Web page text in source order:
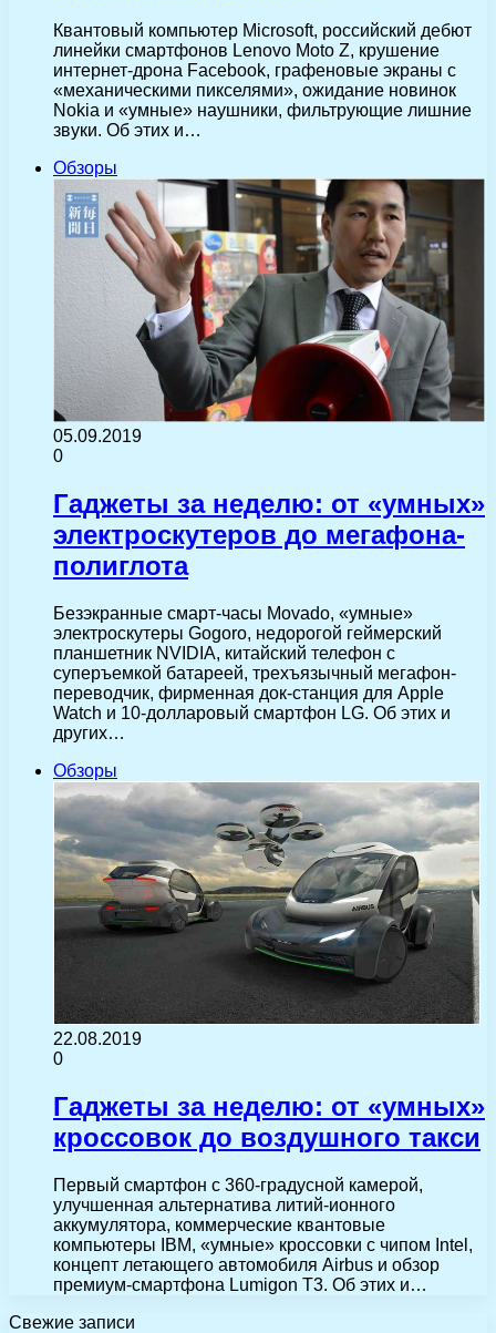
Квантовый компьютер Microsoft, российский дебют
линейки смартфонов Lenovo Moto Z, крушение
интернет-дрона Facebook, графеновые экраны с
«механическими пикселями», ожидание новинок
Nokia и «умные» наушники, фильтрующие лишние
звуки. Об этих и…
Обзоры
05.09.2019
0
Гаджеты за неделю: от «умных»
электроскутеров до мегафона-
полиглота
Безэкранные смарт-часы Movado, «умные»
электроскутеры Gogoro, недорогой геймерский
планшетник NVIDIA, китайский телефон с
суперъемкой батареей, трехъязычный мегафон-
переводчик, фирменная док-станция для Apple
Watch и 10-долларовый смартфон LG. Об этих и
других…
Обзоры
22.08.2019
0
Гаджеты за неделю: от «умных»
кроссовок до воздушного такси
Первый смартфон с 360-градусной камерой,
улучшенная альтернатива литий-ионного
аккумулятора, коммерческие квантовые
компьютеры IBM, «умные» кроссовки с чипом Intel,
концепт летающего автомобиля Airbus и обзор
премиум-смартфона Lumigon T3. Об этих и…
Свежие записи